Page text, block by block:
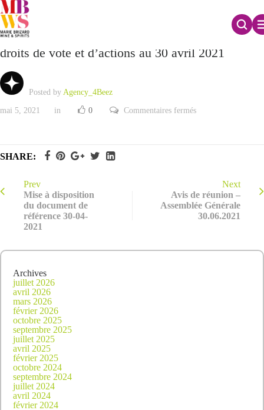
Déclaration mensuelle relative au nombre total de
droits de vote et d’actions au 30 avril 2021
Posted by Agency_4Beez
mai 5, 2021 in 0 Commentaires ferméssur
vote
et
d’actions
au
SHARE:
Prev
Mise à disposition
du document de
référence 30-04-
2021
Next
Avis de réunion –
Assemblée Générale
30.06.2021
Archives
juillet 2026
avril 2026
mars 2026
février 2026
octobre 2025
septembre 2025
juillet 2025
avril 2025
février 2025
octobre 2024
septembre 2024
juillet 2024
avril 2024
février 2024